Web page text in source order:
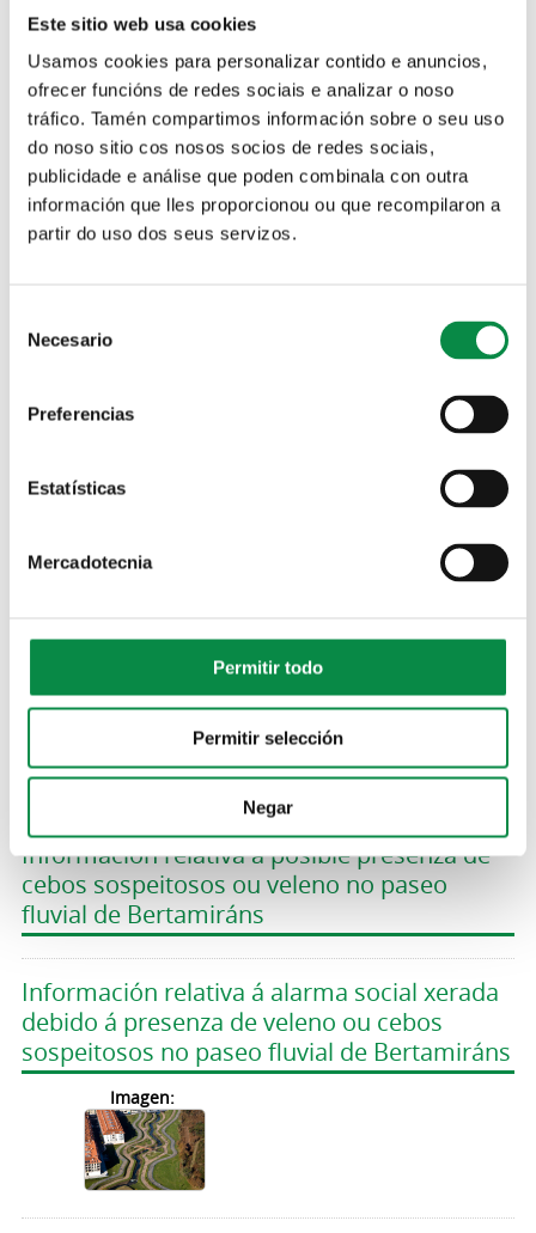
Este sitio web usa cookies
Usamos cookies para personalizar contido e anuncios,
ofrecer funcións de redes sociais e analizar o noso
tráfico. Tamén compartimos información sobre o seu uso
do noso sitio cos nosos socios de redes sociais,
publicidade e análise que poden combinala con outra
información que lles proporcionou ou que recompilaron a
partir do uso dos seus servizos.
Selection
Necesario
Preferencias
Estatísticas
Mercadotecnia
Permitir todo
Permitir selección
Negar
O Pazo da Peregrina acolle un laboratorio
nómade de investigación para a preparación
comunitaria ante a crise ecosocial
Imagen:
Bertmiráns
domésticos abandonados, lacería e xestión
Imagen:
Información relativa á inexistencia de novas
verteduras ao río Sar procedentes da
depuradora de Silvouta
Información relativa á posible presenza de
cebos sospeitosos ou veleno no paseo
fluvial de Bertamiráns
Información relativa á alarma social xerada
debido á presenza de veleno ou cebos
sospeitosos no paseo fluvial de Bertamiráns
Imagen: